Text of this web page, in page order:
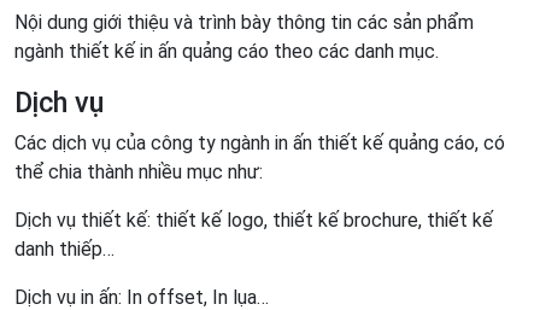
Nội dung giới thiệu và trình bày thông tin các sản phẩm
ngành thiết kế in ấn quảng cáo theo các danh mục.
Dịch vụ
Các dịch vụ của công ty ngành in ấn thiết kế quảng cáo, có
thể chia thành nhiều mục như:
Dịch vụ thiết kế: thiết kế logo, thiết kế brochure, thiết kế
danh thiếp…
Dịch vụ in ấn: In offset, In lụa…